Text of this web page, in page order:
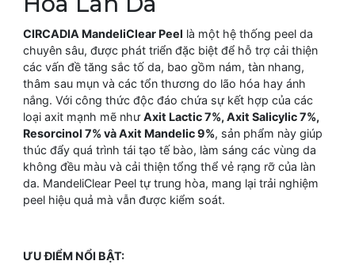
CIRCADIA MandeliClear Peel là một hệ thống peel da
chuyên sâu, được phát triển đặc biệt để hỗ trợ cải thiện
các vấn đề tăng sắc tố da, bao gồm nám, tàn nhang,
thâm sau mụn và các tổn thương do lão hóa hay ánh
nắng. Với công thức độc đáo chứa sự kết hợp của các
loại axit mạnh mẽ như Axit Lactic 7%, Axit Salicylic 7%,
Resorcinol 7% và Axit Mandelic 9%, sản phẩm này giúp
thúc đẩy quá trình tái tạo tế bào, làm sáng các vùng da
không đều màu và cải thiện tổng thể vẻ rạng rỡ của làn
da. MandeliClear Peel tự trung hòa, mang lại trải nghiệm
peel hiệu quả mà vẫn được kiểm soát.
ƯU ĐIỂM NỔI BẬT: